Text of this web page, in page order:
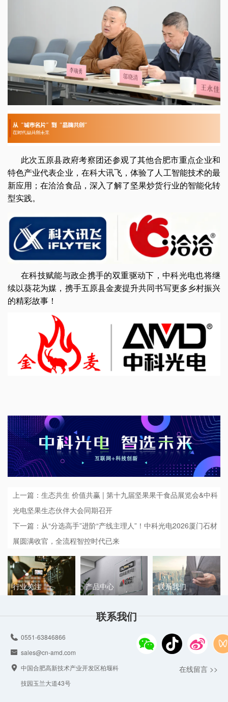
此次五原县政府考察团还参观了其他合肥市重点企业和
特色产业代表企业，在科大讯飞，体验了人工智能技术的最
新应用；在洽洽食品，深入了解了坚果炒货行业的智能化转
型实践。
在科技赋能与政企携手的双重驱动下，中科光电也将继
续以葵花为媒，携手五原县金麦提升共同书写更多乡村振兴
的精彩故事！
上一篇：生态共生 价值共赢 | 第十九届坚果果干食品展览会&中科
光电坚果生态伙伴大会同期召开
下一篇：从“分选高手”进阶“产线主理人”！中科光电2026厦门石材
展圆满收官，全流程智控时代已来
行业关注 产品中心 联系我们
联系我们
0551-63846866
sales@cn-amd.com
中国合肥高新技术产业开发区柏堰科
技园玉兰大道43号
在线留言 >>